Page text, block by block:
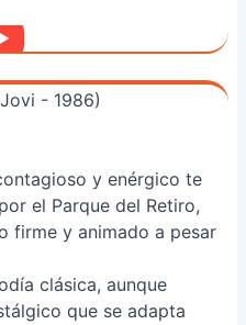
- 1986)
y enérgico te
el Parque del Retiro,
firme y animado a pesar
clásica, aunque
que se adapta